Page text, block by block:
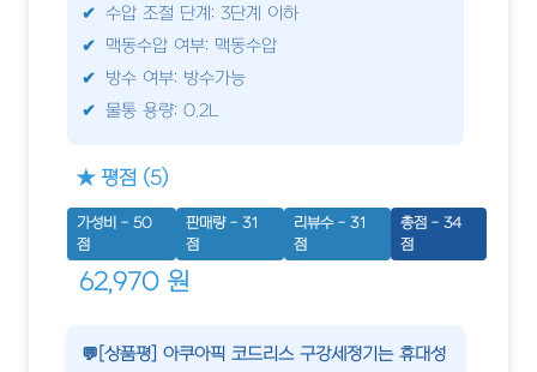
수압 조절 단계: 3단계 이하
맥동수압 여부: 맥동수압
방수 여부: 방수가능
물통 용량: 0.2L
★ 평점 (5)
가성비 - 50
점
판매량 - 31
점
리뷰수 - 31
점
총점 - 34
점
62,970 원
💬[상품평] 아쿠아픽 코드리스 구강세정기는 휴대성